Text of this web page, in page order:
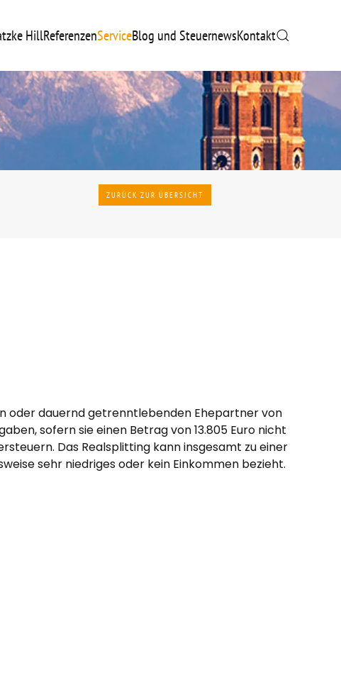
HillReferenzenServiceBlog und SteuernewsKontakt
ZURÜCK ZUR ÜBERSICHT
oder dauernd getrenntlebenden Ehepartner von
sofern sie einen Betrag von 13.805 Euro nicht
Das Realsplitting kann insgesamt zu einer
sehr niedriges oder kein Einkommen bezieht.